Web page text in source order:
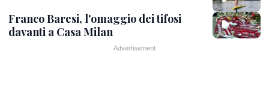
Franco Baresi, l'omaggio dei tifosi
davanti a Casa Milan